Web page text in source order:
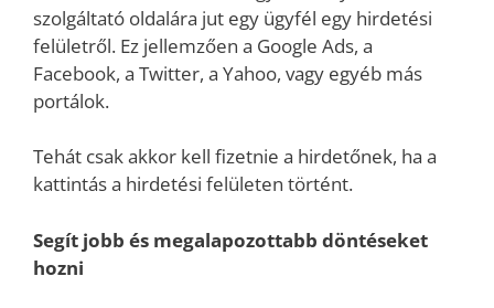
szolgáltató oldalára jut egy ügyfél egy hirdetési
felületről. Ez jellemzően a Google Ads, a
Facebook, a Twitter, a Yahoo, vagy egyéb más
portálok.
Tehát csak akkor kell fizetnie a hirdetőnek, ha a
kattintás a hirdetési felületen történt.
Segít jobb és megalapozottabb döntéseket
hozni